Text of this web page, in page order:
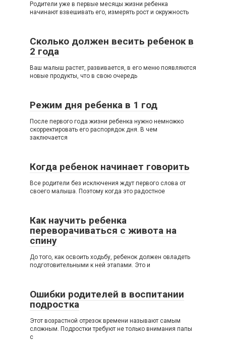
Родители уже в первые месяцы жизни ребенка
начинают взвешивать его, измерять рост и окружность
Сколько должен весить ребенок в
2 года
Ваш малыш растет, развивается, в его меню появляются
новые продукты, что в свою очередь
Режим дня ребенка в 1 год
После первого года жизни ребенка нужно немножко
скорректировать его распорядок дня. В чем
заключается
Когда ребенок начинает говорить
Все родители без исключения ждут первого слова от
своего малыша. Поэтому когда это радостное
Как научить ребенка
переворачиваться с живота на
спину
До того, как освоить ходьбу, ребенок должен овладеть
подготовительными к ней этапами. Это и
Ошибки родителей в воспитании
подростка
Этот возрастной отрезок времени называют самым
сложным. Подростки требуют не только внимания папы
с